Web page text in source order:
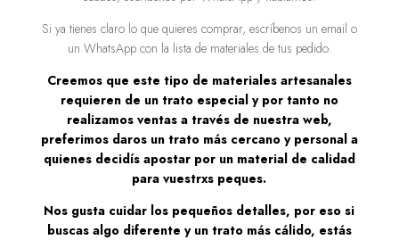
Si ya tienes claro lo que quieres comprar, escríbenos un email o
un WhatsApp con la lista de materiales de tus pedido.
Creemos que este tipo de materiales artesanales
requieren de un trato especial y por tanto no
realizamos ventas a través de nuestra web,
preferimos daros un trato más cercano y personal a
quienes decidís apostar por un material de calidad
para vuestrxs peques.
Nos gusta cuidar los pequeños detalles, por eso si
buscas algo diferente y un trato más cálido, estás